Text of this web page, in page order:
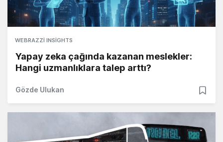
WEBRAZZI INSIGHTS
Yapay zeka çağında kazanan meslekler:
Hangi uzmanlıklara talep arttı?
Gözde Ulukan